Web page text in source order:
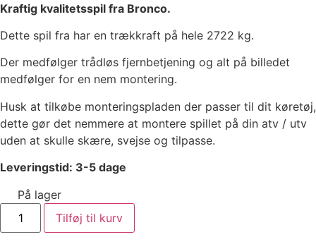
Kraftig kvalitetsspil fra Bronco.
Dette spil fra har en trækkraft på hele 2722 kg.
Der medfølger trådløs fjernbetjening og alt på billedet
medfølger for en nem montering.
Husk at tilkøbe monteringspladen der passer til dit køretøj,
dette gør det nemmere at montere spillet på din atv / utv
uden at skulle skære, svejse og tilpasse.
Leveringstid: 3-5 dage
På lager
Tilføj til kurv